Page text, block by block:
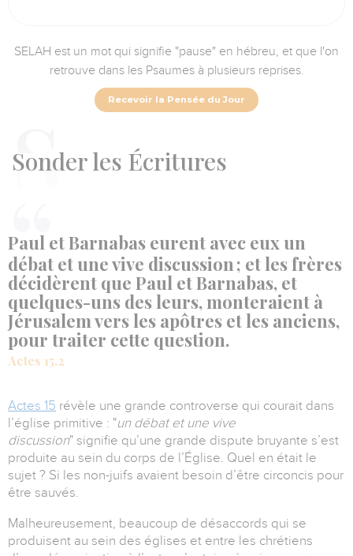
SELAH est un mot qui signifie "pause" en hébreu, et que l'on
retrouve dans les Psaumes à plusieurs reprises.
Recevoir la Pensée du Jour
Sonder les Écritures
Paul et Barnabas eurent avec eux un
débat et une vive discussion ; et les frères
décidèrent que Paul et Barnabas, et
quelques-uns des leurs, monteraient à
Jérusalem vers les apôtres et les anciens,
pour traiter cette question.
Actes 15.2
Actes 15 révèle une grande controverse qui courait dans
l’église primitive : "un débat et une vive
discussion" signifie qu’une grande dispute bruyante s’est
produite au sein du corps de l’Église. Quel en était le
sujet ? Si les non-juifs avaient besoin d’être circoncis pour
être sauvés.
Malheureusement, beaucoup de désaccords qui se
produisent au sein des églises et entre les chrétiens